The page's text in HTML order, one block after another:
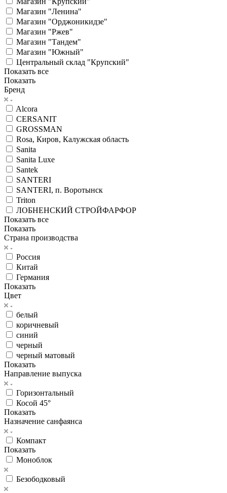
Магазин "Ленина"
Магазин "Орджоникидзе"
Магазин "Ржев"
Магазин "Тандем"
Магазин "Южный"
Центральный склад "Крупский"
Показать все
Показать
Бренд
Alcora
CERSANIT
GROSSMAN
Rosa, Киров, Калужская область
Sanita
Sanita Luxe
Santek
SANTERI
SANTERI, п. Воротынск
Triton
ЛОБНЕНСКИЙ СТРОЙФАРФОР
Показать все
Показать
Страна производства
Россия
Китай
Германия
Показать
Цвет
белый
коричневый
синий
черный
черный матовый
Показать
Направление выпуска
Горизонтальный
Косой 45°
Показать
Назначение санфаянса
Компакт
Показать
Моноблок
Безободковый